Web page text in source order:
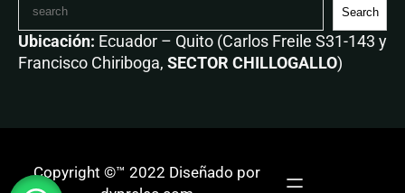
Search
Ubicación: Ecuador – Quito (Carlos Freile S31-143 y
Francisco Chiriboga, SECTOR CHILLOGALLO)
Copyright ©™ 2022 Diseñado por